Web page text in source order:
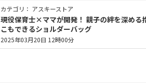
カテゴリ： アスキーストア
現役保育士×ママが開発！ 親子の絆を深める
こもできるショルダーバッグ
2025年03月20日 12時00分